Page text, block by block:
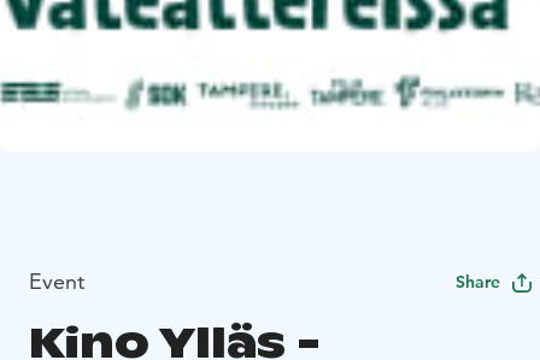
Event Share
Kino Ylläs -